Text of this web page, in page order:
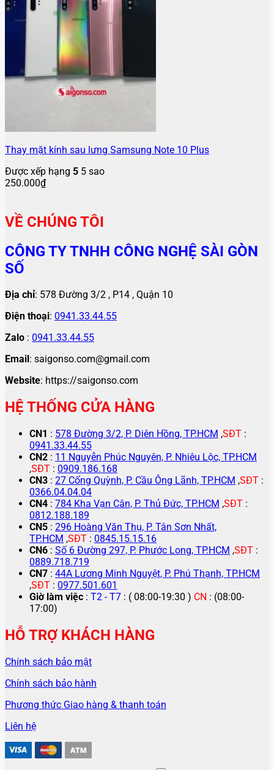
Thay mặt kính sau lưng Samsung Note 10 Plus
Được xếp hạng 5 5 sao
250.000₫
VỀ CHÚNG TÔI
CÔNG TY TNHH CÔNG NGHỆ SÀI GÒN
SỐ
Địa chỉ: 578 Đường 3/2 , P14 , Quận 10
Điện thoại: 0941.33.44.55
Zalo : 0941.33.44.55
Email : saigonso.com@gmail.com
Website: https://saigonso.com
HỆ THỐNG CỬA HÀNG
CN1 : 578 Đường 3/2, P. Diên Hồng, TP.HCM ,SĐT :
0941.33.44.55
CN2 : 11 Nguyễn Phúc Nguyên, P. Nhiêu Lộc, TP.HCM
,SĐT : 0909.186.168
CN3 : 27 Cống Quỳnh, P. Cầu Ông Lãnh, TP.HCM ,SĐT :
0366.04.04.04
CN4 : 784 Kha Vạn Cân, P. Thủ Đức, TP.HCM ,SĐT :
0812.188.189
CN5 : 296 Hoàng Văn Thụ, P. Tân Sơn Nhất,
TP.HCM ,SĐT : 0845.15.15.16
CN6 : Số 6 Đường 297, P. Phước Long, TP.HCM ,SĐT :
0889.718.719
CN7 : 44A Lương Minh Nguyệt, P. Phú Thạnh, TP.HCM
,SĐT : 0977.501.601
Giờ làm việc : T2 - T7 : ( 08:00-19:30 ) CN : (08:00-
17:00)
HỖ TRỢ KHÁCH HÀNG
Chính sách bảo mật
Chính sách bảo hành
Phương thức Giao hàng & thanh toán
Liên hệ